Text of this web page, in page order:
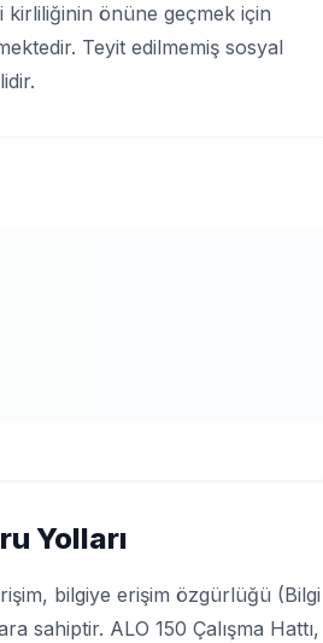
kirliliğinin önüne geçmek için
Teyit edilmemiş sosyal
Yolları
bilgiye erişim özgürlüğü (Bilgi
sahiptir. ALO 150 Çalışma Hattı,